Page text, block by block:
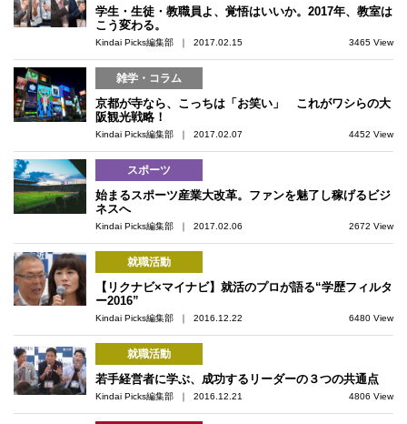
学生・生徒・教職員よ、覚悟はいいか。2017年、教室は
こう変わる。
Kindai Picks編集部 ｜ 2017.02.15 3465 View
雑学・コラム
京都が寺なら、こっちは「お笑い」 これがワシらの大
阪観光戦略！
Kindai Picks編集部 ｜ 2017.02.07 4452 View
スポーツ
始まるスポーツ産業大改革。ファンを魅了し稼げるビジ
ネスへ
Kindai Picks編集部 ｜ 2017.02.06 2672 View
就職活動
【リクナビ×マイナビ】就活のプロが語る“学歴フィルタ
ー2016”
Kindai Picks編集部 ｜ 2016.12.22 6480 View
就職活動
若手経営者に学ぶ、成功するリーダーの３つの共通点
Kindai Picks編集部 ｜ 2016.12.21 4806 View